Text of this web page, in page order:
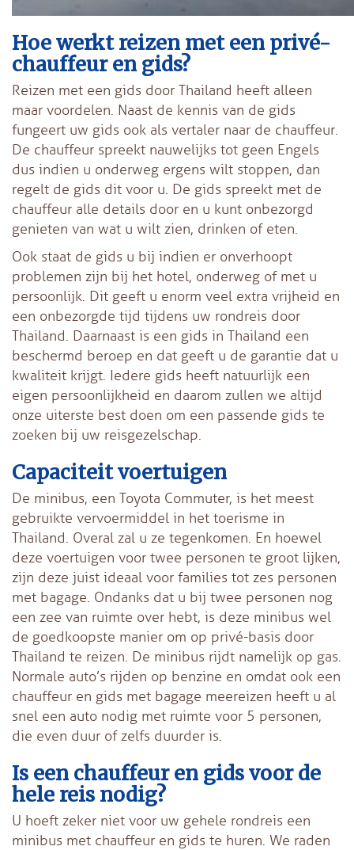
Hoe werkt reizen met een privé-
chauffeur en gids?
Reizen met een gids door Thailand heeft alleen
maar voordelen. Naast de kennis van de gids
fungeert uw gids ook als vertaler naar de chauffeur.
De chauffeur spreekt nauwelijks tot geen Engels
dus indien u onderweg ergens wilt stoppen, dan
regelt de gids dit voor u. De gids spreekt met de
chauffeur alle details door en u kunt onbezorgd
genieten van wat u wilt zien, drinken of eten.
Ook staat de gids u bij indien er onverhoopt
problemen zijn bij het hotel, onderweg of met u
persoonlijk. Dit geeft u enorm veel extra vrijheid en
een onbezorgde tijd tijdens uw rondreis door
Thailand. Daarnaast is een gids in Thailand een
beschermd beroep en dat geeft u de garantie dat u
kwaliteit krijgt. Iedere gids heeft natuurlijk een
eigen persoonlijkheid en daarom zullen we altijd
onze uiterste best doen om een passende gids te
zoeken bij uw reisgezelschap.
Capaciteit voertuigen
De minibus, een Toyota Commuter, is het meest
gebruikte vervoermiddel in het toerisme in
Thailand. Overal zal u ze tegenkomen. En hoewel
deze voertuigen voor twee personen te groot lijken,
zijn deze juist ideaal voor families tot zes personen
met bagage. Ondanks dat u bij twee personen nog
een zee van ruimte over hebt, is deze minibus wel
de goedkoopste manier om op privé-basis door
Thailand te reizen. De minibus rijdt namelijk op gas.
Normale auto’s rijden op benzine en omdat ook een
chauffeur en gids met bagage meereizen heeft u al
snel een auto nodig met ruimte voor 5 personen,
die even duur of zelfs duurder is.
Is een chauffeur en gids voor de
hele reis nodig?
U hoeft zeker niet voor uw gehele rondreis een
minibus met chauffeur en gids te huren. We raden